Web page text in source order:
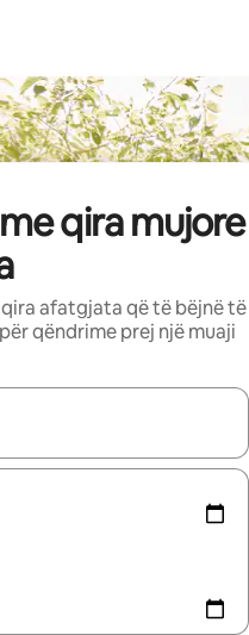
qira mujore
afatgjata që të bëjnë të
qëndrime prej një muaji
të disponueshme, lëviz me